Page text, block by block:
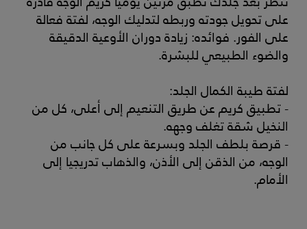
على تحويل جودته وربطه لتدليك الوجه، لفتة فعالة
على الفور. فوائده: زيادة دوران الأوعية الدقيقة
والضوء الطبيعي للبشرة.
لفتة طيبة الكمال الجلد:
- تطبيق كريم عن طريق التنعيم إلى أعلى، كل من
النخيل شقة تغلف وجهه.
- قرصة بلطف الجلد وبسرعة على كل جانب من
الوجه، من الذقن إلى الأذن، والذهاب تدريجيا إلى
الأمام.